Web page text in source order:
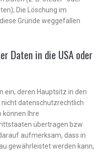
Die Löschung im
Gründe weggefallen
Daten in die USA oder
ein, deren Hauptsitz in den
datenschutzrechtlich
können Ihre
übertragen bzw.
aufmerksam, dass in
gewährleistet werden kann,